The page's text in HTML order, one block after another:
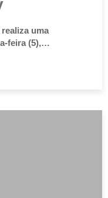
uma
feira (5),…